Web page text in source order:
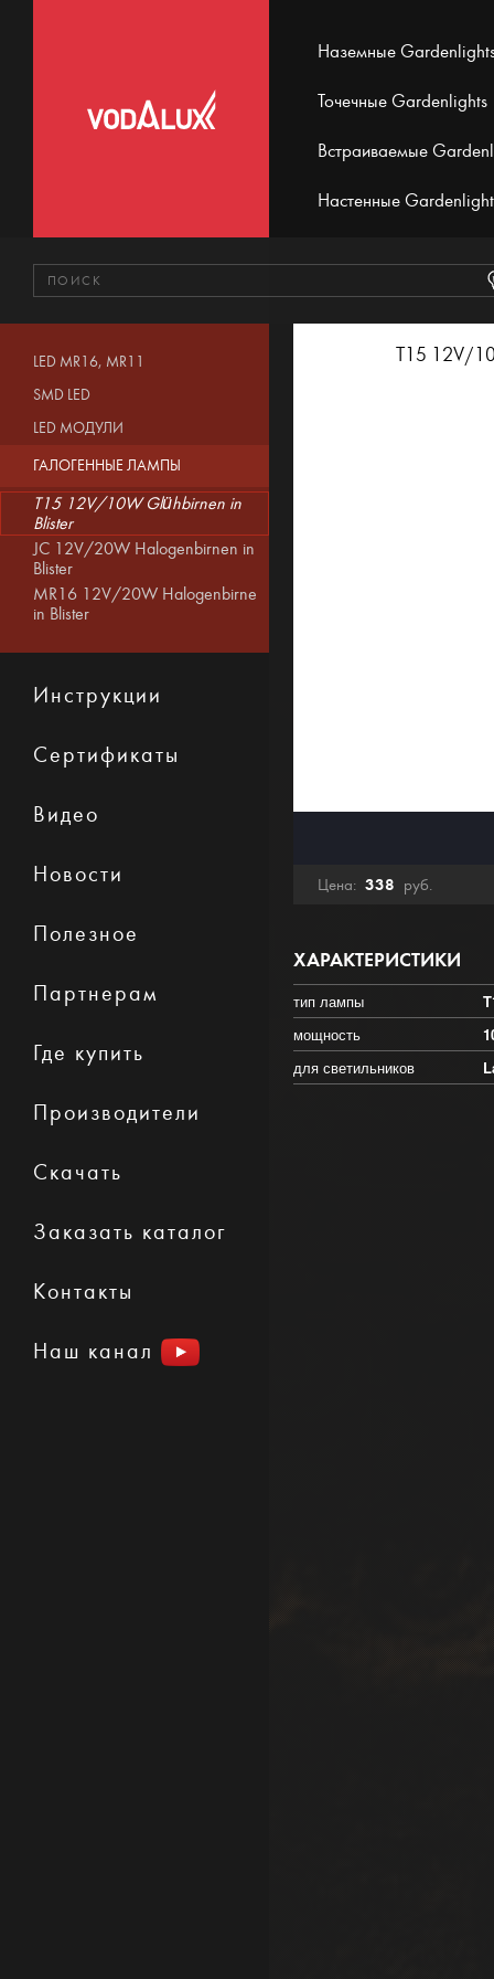
Наземные
Точечные Gardenlights
Встраиваемые
Настенные
T15 12V/
Цена: 338 руб.
ХАРАКТЕРИСТИКИ
тип лампы
мощность
для светильников
LED MR16, MR11
SMD LED
LED МОДУЛИ
ГАЛОГЕННЫЕ ЛАМПЫ
T15 12V/10W Glühbirnen in
Blister
JC 12V/20W Halogenbirnen in
Blister
MR16 12V/20W Halogenbirne
in Blister
Инструкции
Сертификаты
Видео
Новости
Полезное
Партнерам
Где купить
Производители
Скачать
Заказать каталог
Контакты
Наш канал